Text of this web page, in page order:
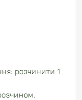
розчинити 1